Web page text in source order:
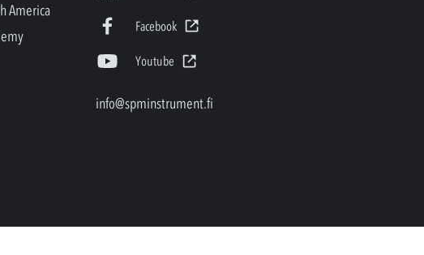
America
Facebook
Youtube
info@spminstrument.fi